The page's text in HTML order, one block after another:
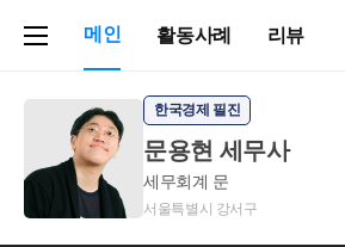
메인 활동사례 리뷰
한국경제 필진
문용현 세무사
세무회계 문
서울특별시 강서구